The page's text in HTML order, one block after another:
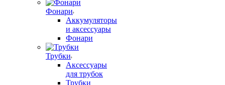
Фонари
Аккумуляторы
и аксессуары
Фонари
Трубки
Аксессуары
для трубок
Трубки